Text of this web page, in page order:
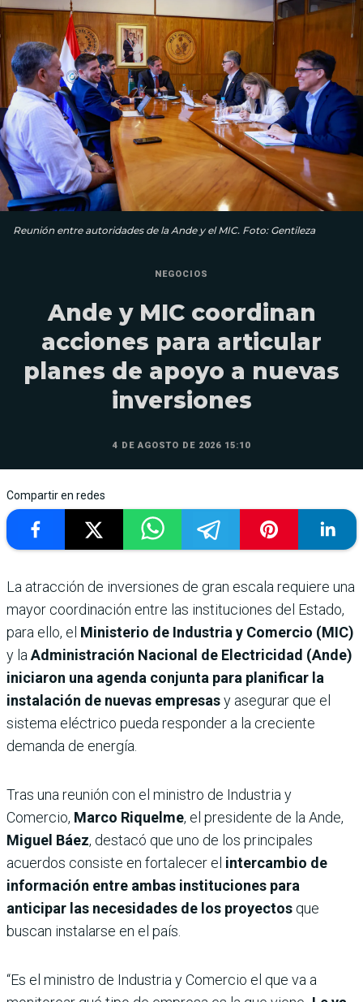
Reunión entre autoridades de la Ande y el MIC. Foto: Gentileza
NEGOCIOS
Ande y MIC coordinan
acciones para articular
planes de apoyo a nuevas
inversiones
4 DE AGOSTO DE 2026 15:10
Compartir en redes
La atracción de inversiones de gran escala requiere una
mayor coordinación entre las instituciones del Estado,
para ello, el Ministerio de Industria y Comercio (MIC)
y la Administración Nacional de Electricidad (Ande)
iniciaron una agenda conjunta para planificar la
instalación de nuevas empresasy asegurar que el
sistema eléctrico pueda responder a la creciente
demanda de energía.
Tras una reunión con el ministro de Industria y
Comercio, Marco Riquelme, el presidente de la Ande,
Miguel Báez, destacó que uno de los principales
acuerdos consiste en fortalecer el intercambio de
información entre ambas instituciones para
anticipar las necesidades de los proyectos que
buscan instalarse en el país.
“Es el ministro de Industria y Comercio el que va a